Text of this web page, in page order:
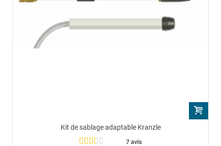
Kit de sablage adaptable Kranzle
7 avis